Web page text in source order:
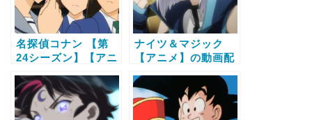
名探偵コナン 【第
24シーズン】【アニ
ビス比較と無料で全
話視聴する方法
ナイツ＆マジック
【アニメ】の動画配
料で全話視聴する方
法